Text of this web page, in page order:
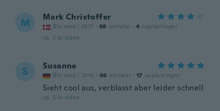
M Mark Christoffer
Ble med i 2017 · 88 omtaler · 4 opplastinger
ca. 5 år siden
S Susanne
Ble med i 2016 · 66 omtaler · 17 opplastinger
Sieht cool aus, verblasst aber leider schnell
ca. 5 år siden